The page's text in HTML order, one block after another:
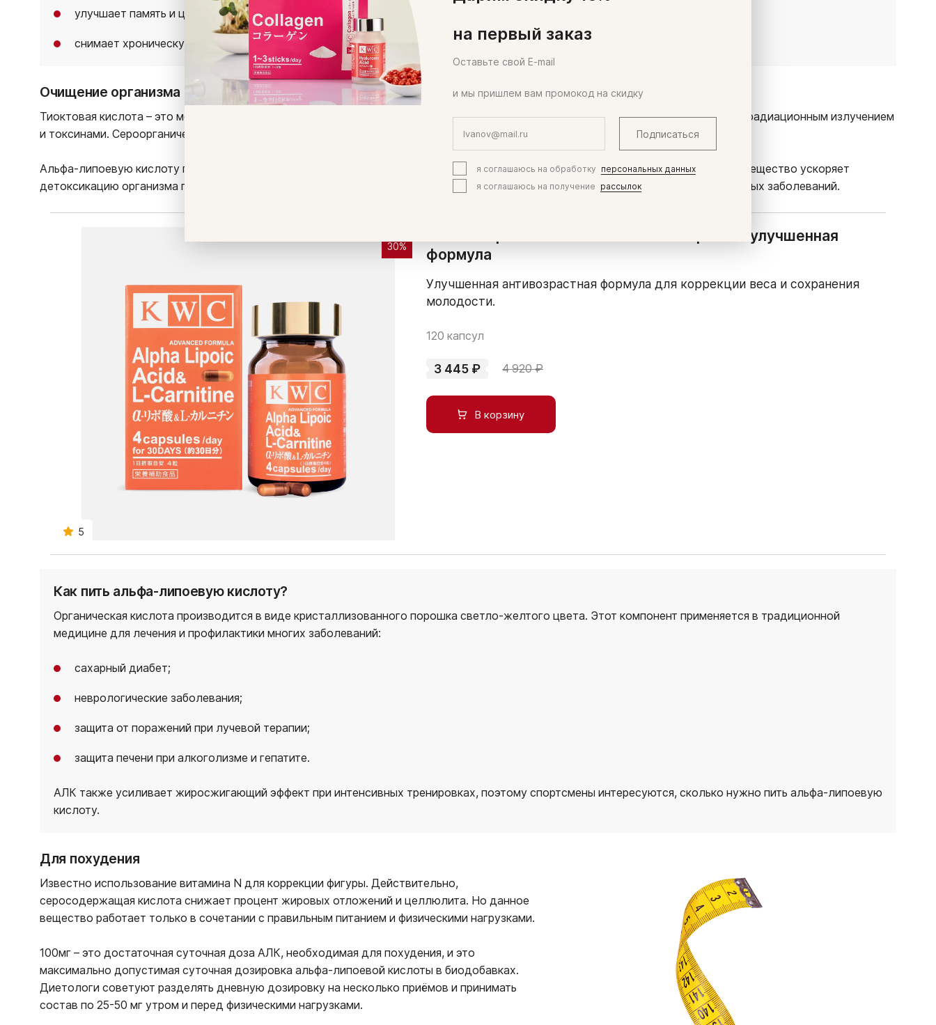
улучшает память и цветоощущение зрения;
снимает хроническую усталость и понижает утомляемость.
Очищение организма
Тиоктовая кислота – это мощный и универсальный антиоксидант. Ученые обнаружили высокую активность витамина N в борьбе с радиационным излучением
и токсинами. Сероорганическое соединение легко нейтрализует свободные радикалы и оберегает печень от вредных влияний.
Альфа-липоевую кислоту принимают как для похудения, так и для борьбы со страшной зависимостью – алкоголизмом. Ведь это вещество ускоряет
детоксикацию организма после употребления спиртных напитков. Оно также используется для защиты от инфекционных и вирусных заболеваний.
30%
5
KWC Альфа-липоевая кислота и L-Карнитин улучшенная
формула
Улучшенная антивозрастная формула для коррекции веса и сохранения
молодости.
120 капсул
3 445 ₽ 4 920 ₽
В корзину
Как пить альфа-липоевую кислоту?
Органическая кислота производится в виде кристаллизованного порошка светло-желтого цвета. Этот компонент применяется в традиционной
медицине для лечения и профилактики многих заболеваний:
сахарный диабет;
неврологические заболевания;
защита от поражений при лучевой терапии;
защита печени при алкоголизме и гепатите.
АЛК также усиливает жиросжигающий эффект при интенсивных тренировках, поэтому спортсмены интересуются, сколько нужно пить альфа-липоевую
кислоту.
Для похудения
Известно использование витамина N для коррекции фигуры. Действительно,
серосодержащая кислота снижает процент жировых отложений и целлюлита. Но данное
вещество работает только в сочетании с правильным питанием и физическими нагрузками.
100мг – это достаточная суточная доза АЛК, необходимая для похудения, и это
максимально допустимая суточная дозировка альфа-липоевой кислоты в биодобавках.
Диетологи советуют разделять дневную дозировку на несколько приёмов и принимать
состав по 25-50 мг утром и перед физическими нагрузками.
на первый заказ
Оставьте свой E-mail
и мы пришлем вам промокод на скидку
Подписаться
я соглашаюсь на обработку персональных данных
я соглашаюсь на получение рассылок